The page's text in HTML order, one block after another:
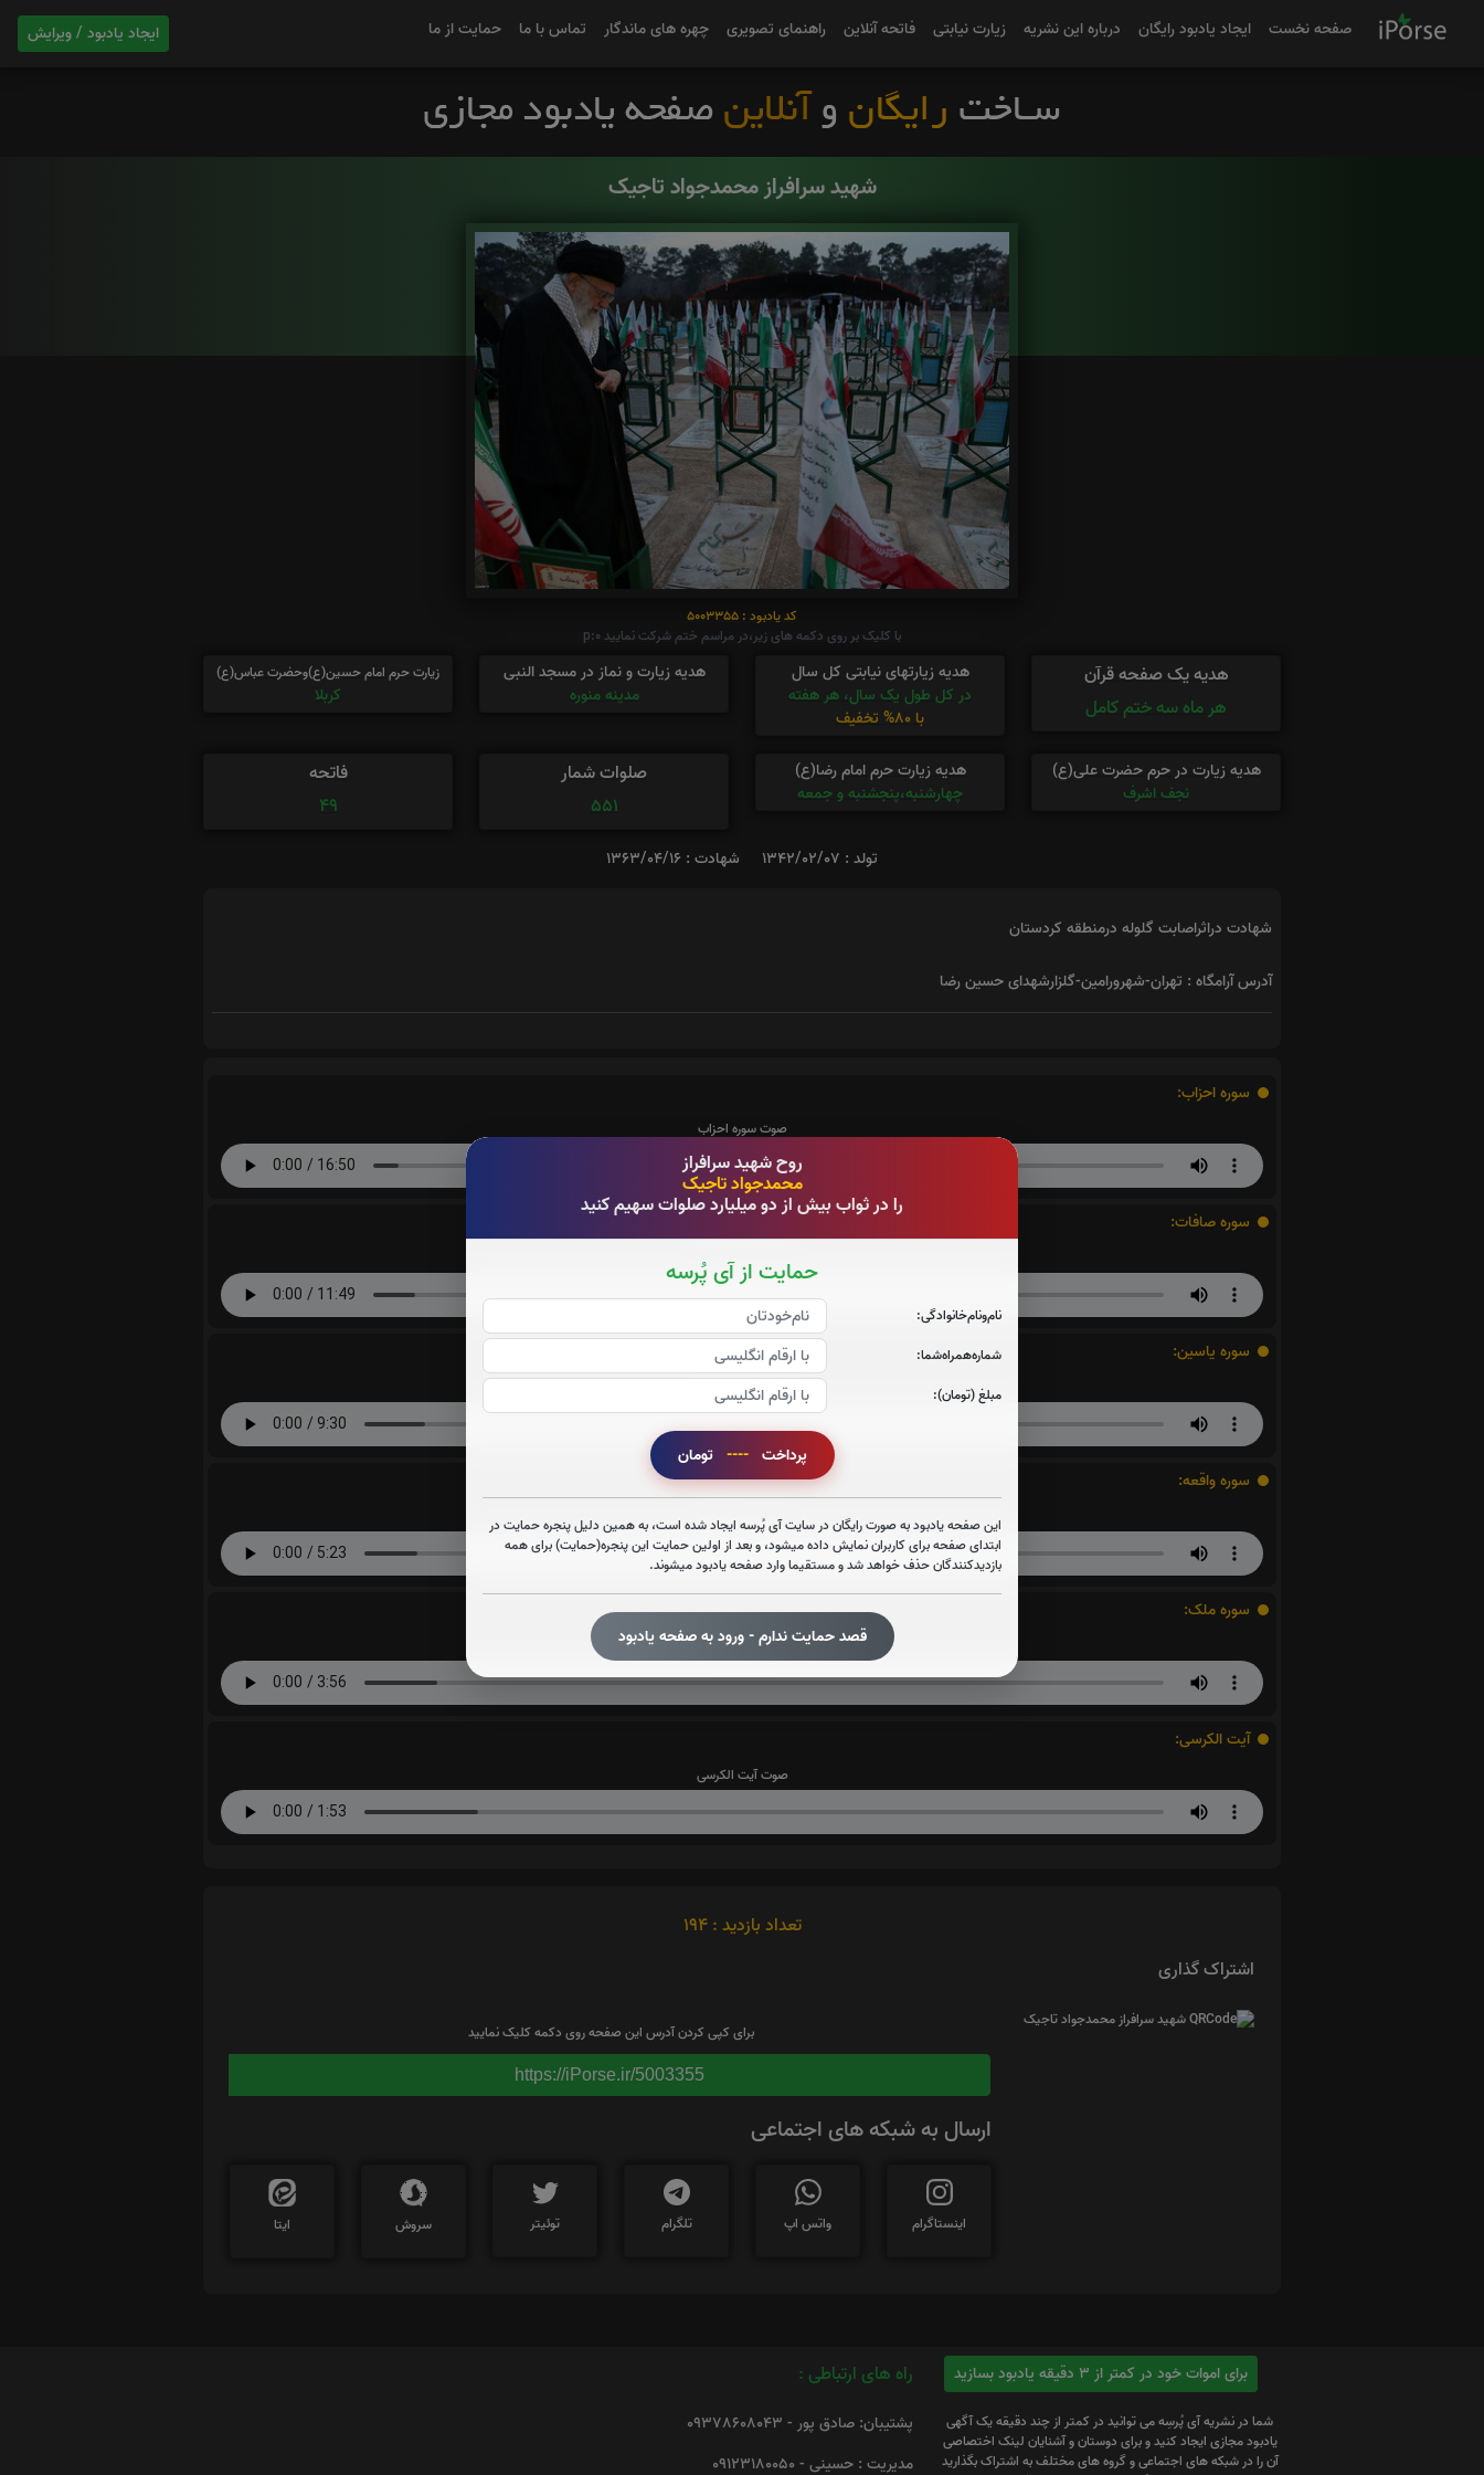
ایجاد یادبود / ویرایش صفحه نخست ایجاد یادبود رایگان درباره این نشریه زیارت نیابتی فاتحه آنلاین راهنمای تصویری چهره های ماندگار تماس با ما حمایت از ما
روح شهید سرافراز
محمدجواد تاجیک
را در ثواب بیش از دو میلیارد صلوات سهیم کنید
حمایت از آی پُرسه
نام‌و‌نام‌خانوادگی:
شماره‌همراه‌شما:
مبلغ (تومان):
پرداخت ---- تومان
این صفحه یادبود به صورت رایگان در سایت آی پُرسه ایجاد شده است، به همین دلیل پنجره حمایت در
ابتدای صفحه برای کاربران نمایش داده میشود، و بعد از اولین حمایت این پنجره(حمایت) برای همه
بازدیدکنندگان حذف خواهد شد و مستقیما وارد صفحه یادبود میشوند.
قصد حمایت ندارم - ورود به صفحه یادبود
شهید سرافراز محمدجواد تاجیک
کد یادبود : 5003355
با کلیک بر روی دکمه های زیر،در مراسم ختم شرکت نمایید p:0
هدیه یک صفحه قرآن
هر ماه سه ختم کامل
هدیه زیارتهای نیابتی کل سال
در کل طول یک سال، هر هفته
با 80% تخفیف
هدیه زیارت و نماز در مسجد النبی
مدینه منوره
زیارت حرم امام حسین(ع)وحضرت عباس(ع)
کربلا
هدیه زیارت در حرم حضرت علی(ع)
نجف اشرف
هدیه زیارت حرم امام رضا(ع)
چهارشنبه،پنجشنبه و جمعه
صلوات شمار
551
فاتحه
49
تولد : 1342/02/07 شهادت : 1363/04/16
شهادت دراثراصابت گلوله درمنطقه کردستان
آدرس آرامگاه : تهران-شهرورامین-گلزارشهدای حسین رضا
سوره احزاب:
صوت سوره احزاب
سوره صافات:
صوت سوره صافات
سوره یاسین:
صوت سوره یاسین
سوره واقعه:
صوت سوره واقعه
سوره ملک:
صوت سوره ملک
آیت الکرسی:
صوت آیت الکرسی
تعداد بازدید : 194
اشتراک گذاری
برای کپی کردن آدرس این صفحه روی دکمه کلیک نمایید
https://iPorse.ir/5003355
ارسال به شبکه های اجتماعی
اینستاگرام واتس اپ تلگرام توئیتر سروش ایتا
برای اموات خود در کمتر از 3 دقیقه یادبود بسازید
شما در نشریه آی پُرسِه می توانید در کمتر از چند دقیقه یک آگهی
یادبود مجازی ایجاد کنید و برای دوستان و آشنایان لینک اختصاصی
آن را در شبکه های اجتماعی و گروه های مختلف به اشتراک بگذارید
راه های ارتباطی :
پشتیبان: صادق پور - 09378608043
مدیریت : حسینی - 09123180050